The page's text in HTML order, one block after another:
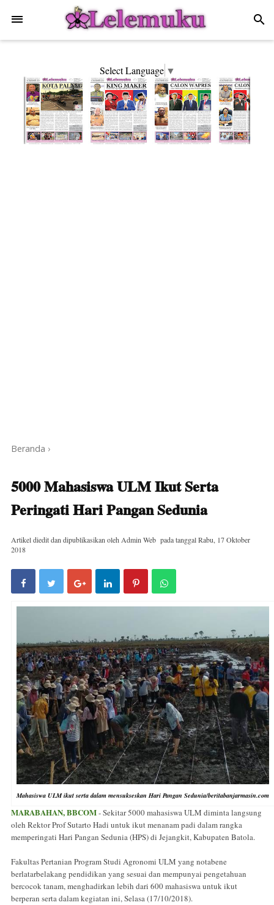
search
Select Language ▼
Beranda ›
5000 Mahasiswa ULM Ikut Serta
Peringati Hari Pangan Sedunia
Artikel diedit dan dipublikasikan oleh Admin Web pada tanggalRabu, 17 Oktober
2018
Mahasiswa ULM ikut serta dalam mensukseskan Hari Pangan Sedunia/beritabanjarmasin.com
MARABAHAN, BBCOM- Sekitar 5000 mahasiswa ULM diminta langsung
oleh Rektor Prof Sutarto Hadi untuk ikut menanam padi dalam rangka
memperingati Hari Pangan Sedunia (HPS) di Jejangkit, Kabupaten Batola.
Fakultas Pertanian Program Studi Agronomi ULM yang notabene
berlatarbelakang pendidikan yang sesuai dan mempunyai pengetahuan
bercocok tanam, menghadirkan lebih dari 600 mahasiswa untuk ikut
berperan serta dalam kegiatan ini, Selasa (17/10/2018).